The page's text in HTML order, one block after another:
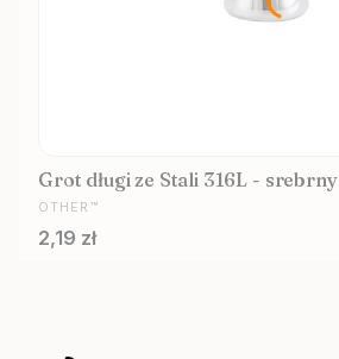
Grot długi ze Stali 316L - srebrny
PRODUCENT
OTHER™
Cena
2,19 zł